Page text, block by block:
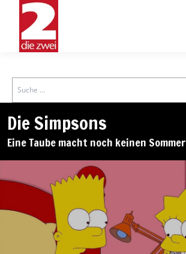
Search
Die Simpsons
Eine Taube macht noch keinen Sommer